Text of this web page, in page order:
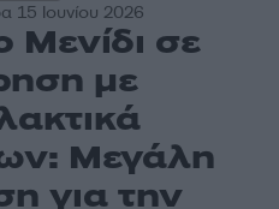
15 Ιουνίου 2026
Μενίδι σε
με
Μεγάλη
για την